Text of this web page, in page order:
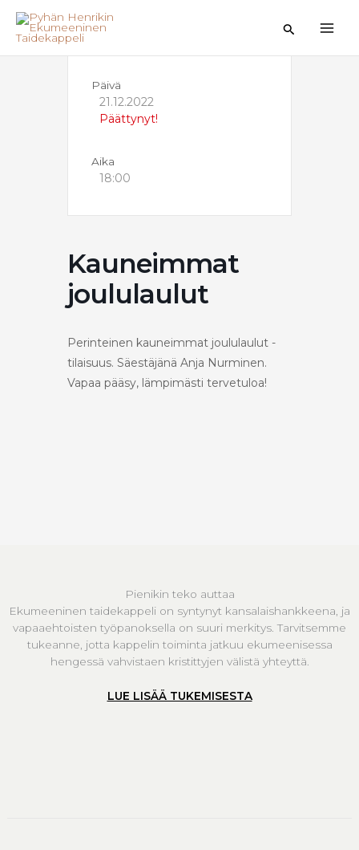
sisältöön
Hae
Päivä
21.12.2022
Päättynyt!
Aika
18:00
Kauneimmat
joululaulut
Perinteinen kauneimmat joululaulut -
tilaisuus. Säestäjänä Anja Nurminen.
Vapaa pääsy, lämpimästi tervetuloa!
Pienikin teko auttaa
Ekumeeninen taidekappeli on syntynyt kansalaishankkeena, ja
vapaaehtoisten työpanoksella on suuri merkitys. Tarvitsemme
tukeanne, jotta kappelin toiminta jatkuu ekumeenisessa
hengessä vahvistaen kristittyjen välistä yhteyttä.
LUE LISÄÄ TUKEMISESTA